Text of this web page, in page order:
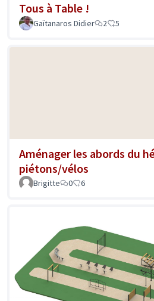
Tous à Table !
Gaïtanaros Didier
2 5
Aménager les abords du
piétons/vélos
Brigitte 0 6